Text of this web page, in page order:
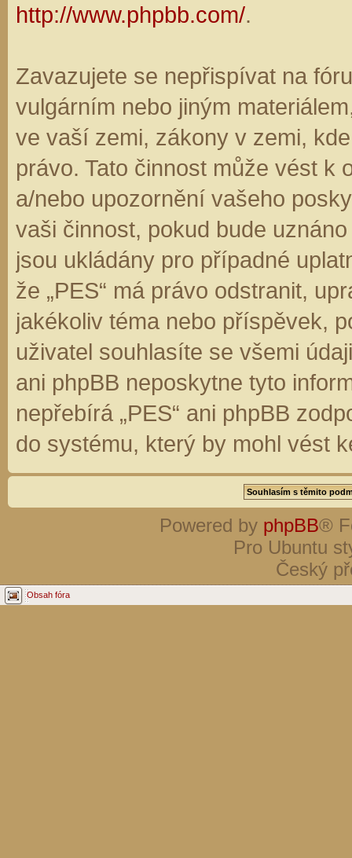
http://www.phpbb.com/.
Zavazujete se nepřispívat na
vulgárním nebo jiným
ve vaší zemi, zákony v zemi,
právo. Tato činnost může vést k
a/nebo upozornění vašeho
vaši činnost, pokud bude
jsou ukládány pro případné
že „PES“ má právo odstranit,
jakékoliv téma nebo příspěvek,
uživatel souhlasíte se všemi
ani phpBB neposkytne tyto
nepřebírá „PES“ ani phpBB
do systému, který by mohl vést
Powered by phpBB®
Pro Ubuntu
Český
Obsah fóra